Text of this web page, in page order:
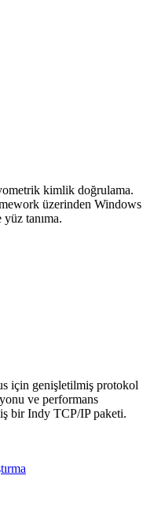
kimlik doğrulama.
üzerinden Windows
tanıma.
için genişletilmiş protokol
ve performans
bir Indy TCP/IP paketi.